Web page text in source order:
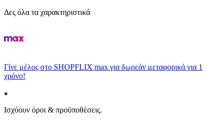
Δες όλα τα χαρακτηριστικά
Γίνε μέλος στο SHOPFLIX max για δωρεάν μεταφορικά για 1
χρόνο!
Ισχύουν όροι & προϋποθέσεις.